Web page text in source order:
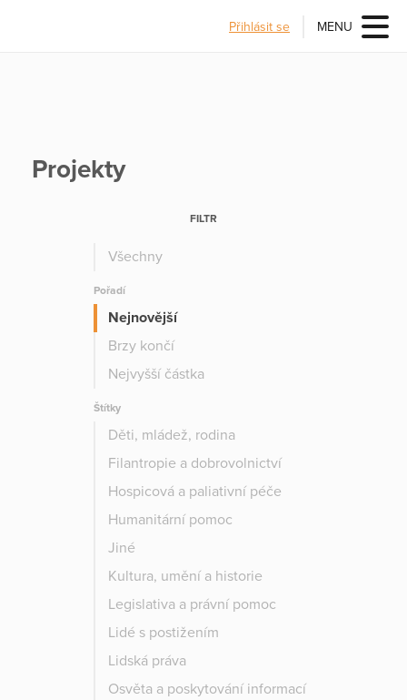
Přihlásit se MENU
Projekty
FILTR
Všechny
Pořadí
Nejnovější
Brzy končí
Nejvyšší částka
Štítky
Děti, mládež, rodina
Filantropie a dobrovolnictví
Hospicová a paliativní péče
Humanitární pomoc
Jiné
Kultura, umění a historie
Legislativa a právní pomoc
Lidé s postižením
Lidská práva
Osvěta a poskytování informací